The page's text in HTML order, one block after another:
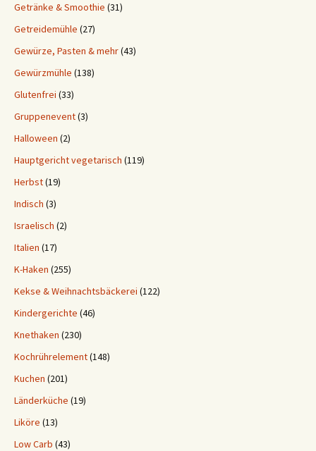
Getränke & Smoothie (31)
Getreidemühle (27)
Gewürze, Pasten & mehr(43)
Gewürzmühle (138)
Glutenfrei (33)
Gruppenevent(3)
Halloween (2)
Hauptgericht vegetarisch (119)
Herbst(19)
Indisch (3)
Israelisch (2)
Italien (17)
K-Haken (255)
Kekse & Weihnachtsbäckerei (122)
Kindergerichte (46)
Knethaken (230)
Kochrührelement(148)
Kuchen (201)
Länderküche (19)
Liköre (13)
Low Carb (43)